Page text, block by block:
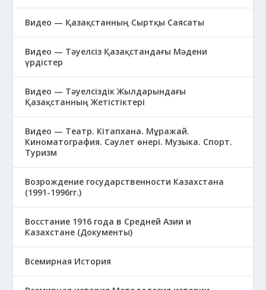
Видео — Қазақстанның Сыртқы Саясаты
Видео — Тәуелсіз Қазақстандағы Мәдени
үрдістер
Видео — Тәуелсіздік Жылдарындағы
Қазақстанның Жетістіктері
Видео — Театр. Кітапхана. Мұражай.
Киноматография. Сәулет өнері. Музыка. Спорт.
Туризм
Возрождение государственности Казахстана
(1991-1996гг.)
Восстание 1916 года в Средней Азии и
Казахстане (Документы)
Всемирная История